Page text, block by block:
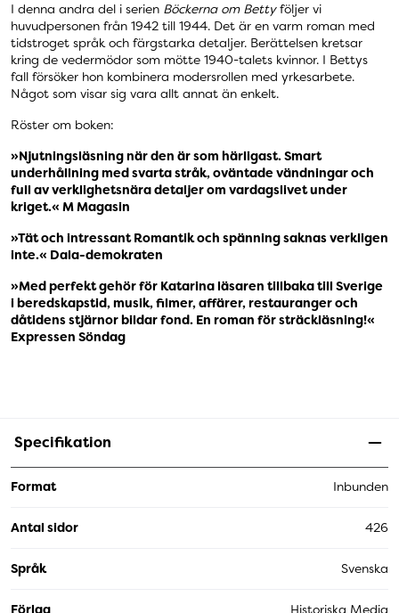
I denna andra del i serien Böckerna om Bettyföljer vi
huvudpersonen från 1942 till 1944. Det är en varm roman med
tidstroget språk och färgstarka detaljer. Berättelsen kretsar
kring de vedermödor som mötte 1940-talets kvinnor. I Bettys
fall försöker hon kombinera modersrollen med yrkesarbete.
Något som visar sig vara allt annat än enkelt.
Röster om boken:
»Njutningsläsning när den är som härligast. Smart
underhållning med svarta stråk, oväntade vändningar och
full av verklighetsnära detaljer om vardagslivet under
kriget.« M Magasin
»Tät och intressant Romantik och spänning saknas verkligen
inte.« Dala-demokraten
»Med perfekt gehör för Katarina läsaren tillbaka till Sverige
i beredskapstid, musik, filmer, affärer, restauranger och
dåtidens stjärnor bildar fond. En roman för sträckläsning!«
Expressen Söndag
Specifikation
Format Inbunden
Antal sidor 426
Språk Svenska
Förlag Historiska Media